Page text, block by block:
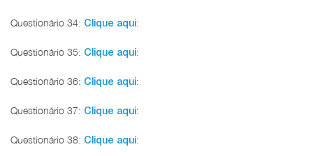
Questionário 34: Clique aqui:
Questionário 35: Clique aqui:
Questionário 36: Clique aqui:
Questionário 37: Clique aqui:
Questionário 38: Clique aqui: